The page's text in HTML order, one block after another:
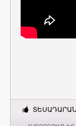
ՏԵՍԱԴԱՐԱՆ